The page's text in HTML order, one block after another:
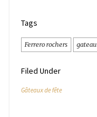
Tags
Ferrero rochers gateau
Filed Under
Gâteaux de fête